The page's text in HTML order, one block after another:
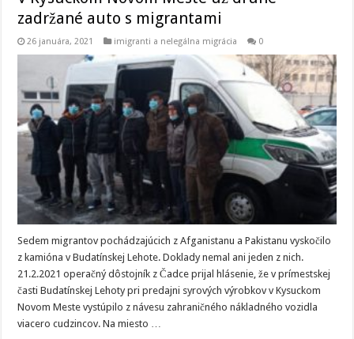
zadržané auto s migrantami
26 januára, 2021 imigranti a nelegálna migrácia 0
Sedem migrantov pochádzajúcich z Afganistanu a Pakistanu vyskočilo
z kamióna v Budatínskej Lehote. Doklady nemal ani jeden z nich.
21.2.2021 operačný dôstojník z Čadce prijal hlásenie, že v prímestskej
časti Budatínskej Lehoty pri predajni syrových výrobkov v Kysuckom
Novom Meste vystúpilo z návesu zahraničného nákladného vozidla
viacero cudzincov. Na miesto …